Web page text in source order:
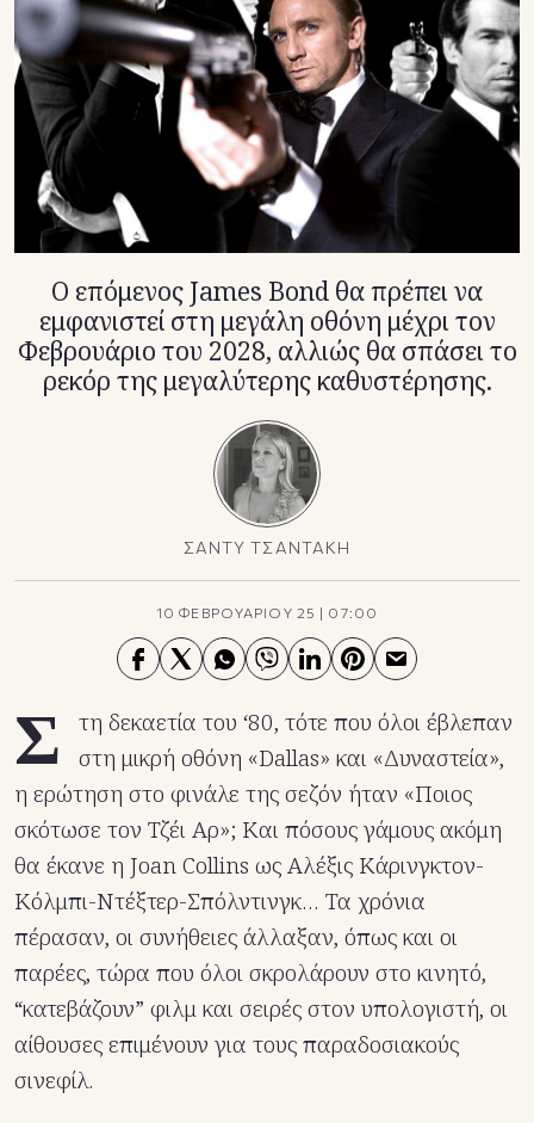
X(Twitter)
Ο επόμενος James Bond θα πρέπει να
εμφανιστεί στη μεγάλη οθόνη μέχρι τον
Φεβρουάριο του 2028, αλλιώς θα σπάσει το
ρεκόρ της μεγαλύτερης καθυστέρησης.
ΣΑΝΤΥ ΤΣΑΝΤΑΚΗ
10 ΦΕΒΡΟΥΑΡΙΟΥ 25 | 07:00
Σ
τη δεκαετία του ‘80, τότε που όλοι έβλεπαν
στη μικρή οθόνη «Dallas» και «Δυναστεία»,
η ερώτηση στο φινάλε της σεζόν ήταν «Ποιος
σκότωσε τον Τζέι Αρ»; Και πόσους γάμους ακόμη
θα έκανε η Joan Collins ως Αλέξις Κάρινγκτον-
Κόλμπι-Ντέξτερ-Σπόλντινγκ… Τα χρόνια
πέρασαν, οι συνήθειες άλλαξαν, όπως και οι
παρέες, τώρα που όλοι σκρολάρουν στο κινητό,
“κατεβάζουν” φιλμ και σειρές στον υπολογιστή, οι
αίθουσες επιμένουν για τους παραδοσιακούς
σινεφίλ.